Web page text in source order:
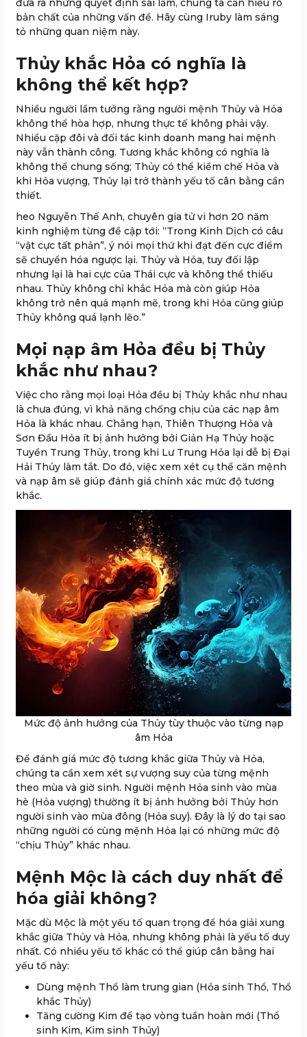
bản chất của những vấn đề. Hãy cùng Iruby làm sáng
tỏ những quan niệm này.
Thủy khắc Hỏa có nghĩa là
không thể kết hợp?
Nhiều người lầm tưởng rằng người mệnh Thủy và Hỏa
không thể hòa hợp, nhưng thực tế không phải vậy.
Nhiều cặp đôi và đối tác kinh doanh mang hai mệnh
này vẫn thành công. Tương khắc không có nghĩa là
không thể chung sống; Thủy có thể kiềm chế Hỏa và
khi Hỏa vượng, Thủy lại trở thành yếu tố cân bằng cần
thiết.
heo Nguyễn Thế Anh, chuyên gia tử vi hơn 20 năm
kinh nghiệm từng đề cập tới: “Trong Kinh Dịch có câu
“vật cực tất phản”, ý nói mọi thứ khi đạt đến cực điểm
sẽ chuyển hóa ngược lại. Thủy và Hỏa, tuy đối lập
nhưng lại là hai cực của Thái cực và không thể thiếu
nhau. Thủy không chỉ khắc Hỏa mà còn giúp Hỏa
không trở nên quá mạnh mẽ, trong khi Hỏa cũng giúp
Thủy không quá lạnh lẽo.”
Mọi nạp âm Hỏa đều bị Thủy
khắc như nhau?
Việc cho rằng mọi loại Hỏa đều bị Thủy khắc như nhau
là chưa đúng, vì khả năng chống chịu của các nạp âm
Hỏa là khác nhau. Chẳng hạn, Thiên Thượng Hỏa và
Sơn Đầu Hỏa ít bị ảnh hưởng bởi Giản Hạ Thủy hoặc
Tuyền Trung Thủy, trong khi Lư Trung Hỏa lại dễ bị Đại
Hải Thủy làm tắt. Do đó, việc xem xét cụ thể căn mệnh
và nạp âm sẽ giúp đánh giá chính xác mức độ tương
khắc.
Mức độ ảnh hưởng của Thủy tùy thuộc vào từng nạp
âm Hỏa
Để đánh giá mức độ tương khắc giữa Thủy và Hỏa,
chúng ta cần xem xét sự vượng suy của từng mệnh
theo mùa và giờ sinh. Người mệnh Hỏa sinh vào mùa
hè (Hỏa vượng) thường ít bị ảnh hưởng bởi Thủy hơn
người sinh vào mùa đông (Hỏa suy). Đây là lý do tại sao
những người có cùng mệnh Hỏa lại có những mức độ
“chịu Thủy” khác nhau.
Mệnh Mộc là cách duy nhất để
hóa giải không?
Mặc dù Mộc là một yếu tố quan trọng để hóa giải xung
khắc giữa Thủy và Hỏa, nhưng không phải là yếu tố duy
nhất. Có nhiều yếu tố khác có thể giúp cân bằng hai
yếu tố này:
Dùng mệnh Thổ làm trung gian (Hỏa sinh Thổ, Thổ
khắc Thủy)
Tăng cường Kim để tạo vòng tuần hoàn mới (Thổ
sinh Kim, Kim sinh Thủy)